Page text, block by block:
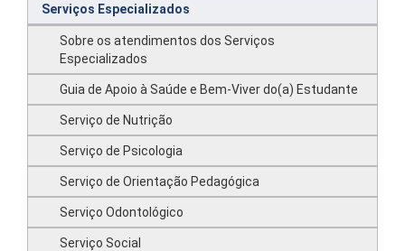
Serviços Especializados
Sobre os atendimentos dos Serviços
Especializados
Guia de Apoio à Saúde e Bem-Viver do(a) Estudante
Serviço de Nutrição
Serviço de Psicologia
Serviço de Orientação Pedagógica
Serviço Odontológico
Serviço Social